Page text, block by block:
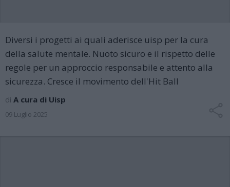
Diversi i progetti ai quali aderisce uisp per la cura
della salute mentale. Nuoto sicuro e il rispetto delle
regole per un approccio responsabile e attento alla
sicurezza. Cresce il movimento dell'Hit Ball
di A cura di Uisp
09 Luglio 2025